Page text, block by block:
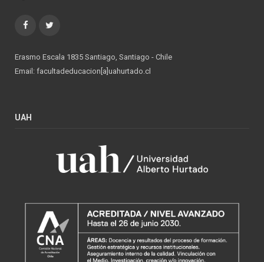
Facebook
Erasmo Escala 1835 Santiago, Santiago - Chile
Email: facultadeducacion[a]uahurtado.cl
UAH